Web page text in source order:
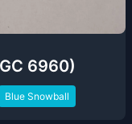
6960)
Blue Snowball